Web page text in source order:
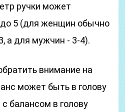
ручки может
до 5 (для женщин обычно
а для мужчин - 3-4).
внимание на
может быть в голову
с балансом в голову